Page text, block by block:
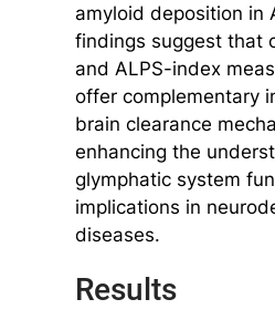
amyloid deposition in
findings suggest that
and ALPS-index
offer complementary
brain clearance
enhancing the
glymphatic system
implications in
diseases.
Results